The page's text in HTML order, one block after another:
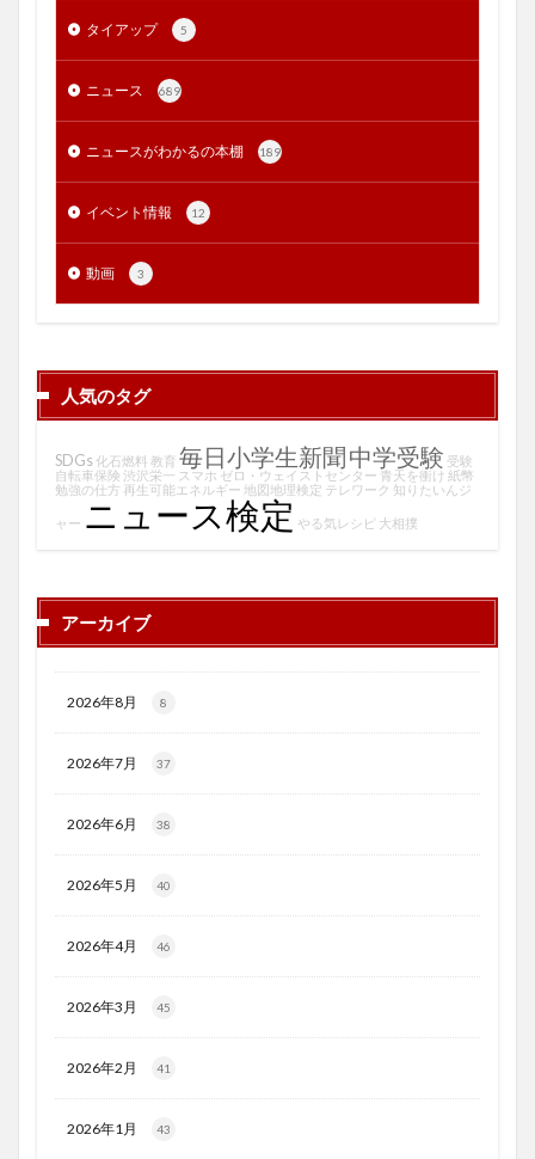
タイアップ 5
ニュース 689
ニュースがわかるの本棚 189
イベント情報 12
動画 3
人気のタグ
SDGs 化石燃料 教育 毎日小学生新聞中学受験 受験
自転車保険 渋沢栄一 スマホ ゼロ・ウェイストセンター 青天を衝け 紙幣
勉強の仕方 再生可能エネルギー 地図地理検定 テレワーク 知りたいんジ
ャー ニュース検定 やる気レシピ 大相撲
アーカイブ
2026年8月 8
2026年7月 37
2026年6月 38
2026年5月 40
2026年4月 46
2026年3月 45
2026年2月 41
2026年1月 43